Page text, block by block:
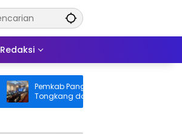
Redaksi
Pemkab Pangandaran Desak Bangkai
Tongkang dan Ceceran Batu Bara
Segera Diangkat, Soroti Buruknya